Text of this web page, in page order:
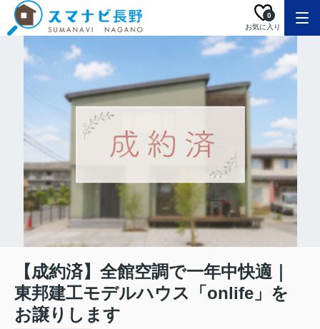
お気に入り
0
【成約済】全館空調で一年中快適｜
東邦建工モデルハウス「onlife」を
お譲りします